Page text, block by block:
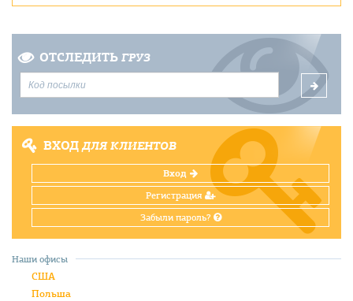
ОТСЛЕДИТЬ ГРУЗ
ВХОДДЛЯ КЛИЕНТОВ
Вход
Регистрация
Забыли пароль?
Наши офисы
США
Польша